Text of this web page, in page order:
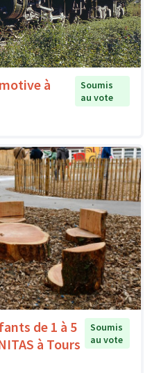
à
Soumis
au vote
de 1 à 5
à Tours
Soumis
au vote